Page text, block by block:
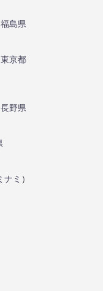
福島県
東京都
長野県
ナミ ）